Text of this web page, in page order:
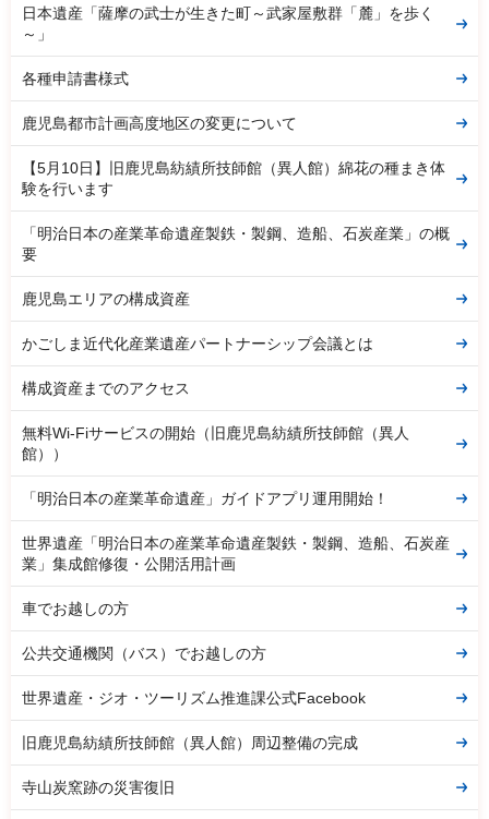
日本遺産「薩摩の武士が生きた町～武家屋敷群「麓」を歩く
～」
各種申請書様式
鹿児島都市計画高度地区の変更について
【5月10日】旧鹿児島紡績所技師館（異人館）綿花の種まき体
験を行います
「明治日本の産業革命遺産製鉄・製鋼、造船、石炭産業」の概
要
鹿児島エリアの構成資産
かごしま近代化産業遺産パートナーシップ会議とは
構成資産までのアクセス
無料Wi-Fiサービスの開始（旧鹿児島紡績所技師館（異人
館））
「明治日本の産業革命遺産」ガイドアプリ運用開始！
世界遺産「明治日本の産業革命遺産製鉄・製鋼、造船、石炭産
業」集成館修復・公開活用計画
車でお越しの方
公共交通機関（バス）でお越しの方
世界遺産・ジオ・ツーリズム推進課公式Facebook
旧鹿児島紡績所技師館（異人館）周辺整備の完成
寺山炭窯跡の災害復旧